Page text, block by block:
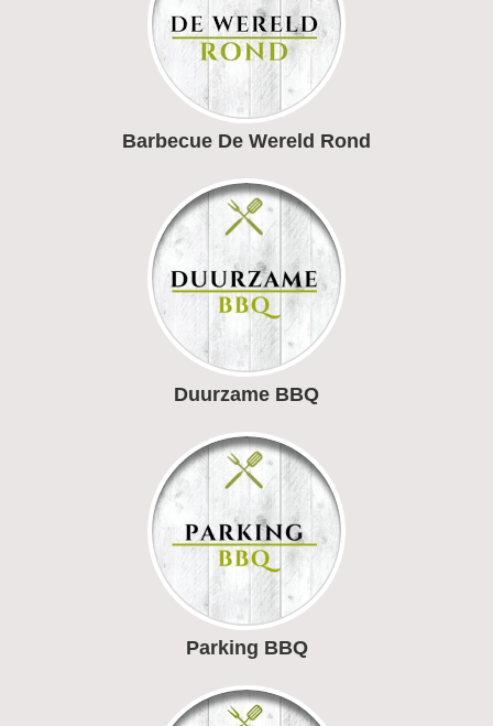
Barbecue De Wereld Rond
Duurzame BBQ
Parking BBQ